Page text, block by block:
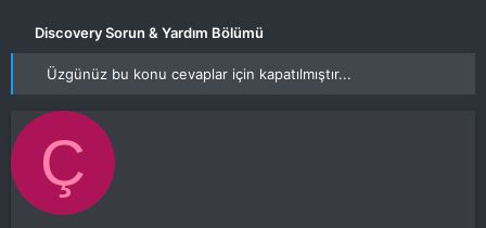
Discovery Sorun & Yardım Bölümü
Üzgünüz bu konu cevaplar için kapatılmıştır...
Ç